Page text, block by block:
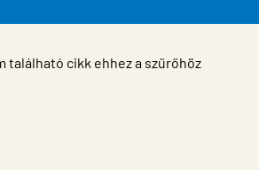
található cikk ehhez a szűrőhöz